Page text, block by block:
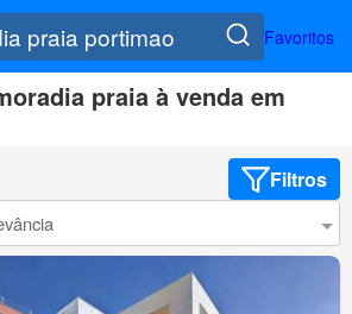
Favoritos
praia à venda em
Filtros